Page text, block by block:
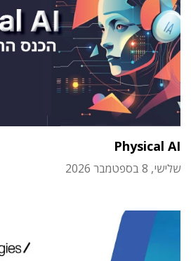
Physical AI
שלישי, 8 בספטמבר 2026